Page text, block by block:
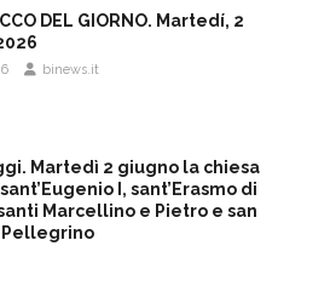
DEL GIORNO. Martedí, 2
binews.it
Martedì 2 giugno la chiesa
I, sant’Erasmo di
Marcellino e Pietro e san
Pellegrino